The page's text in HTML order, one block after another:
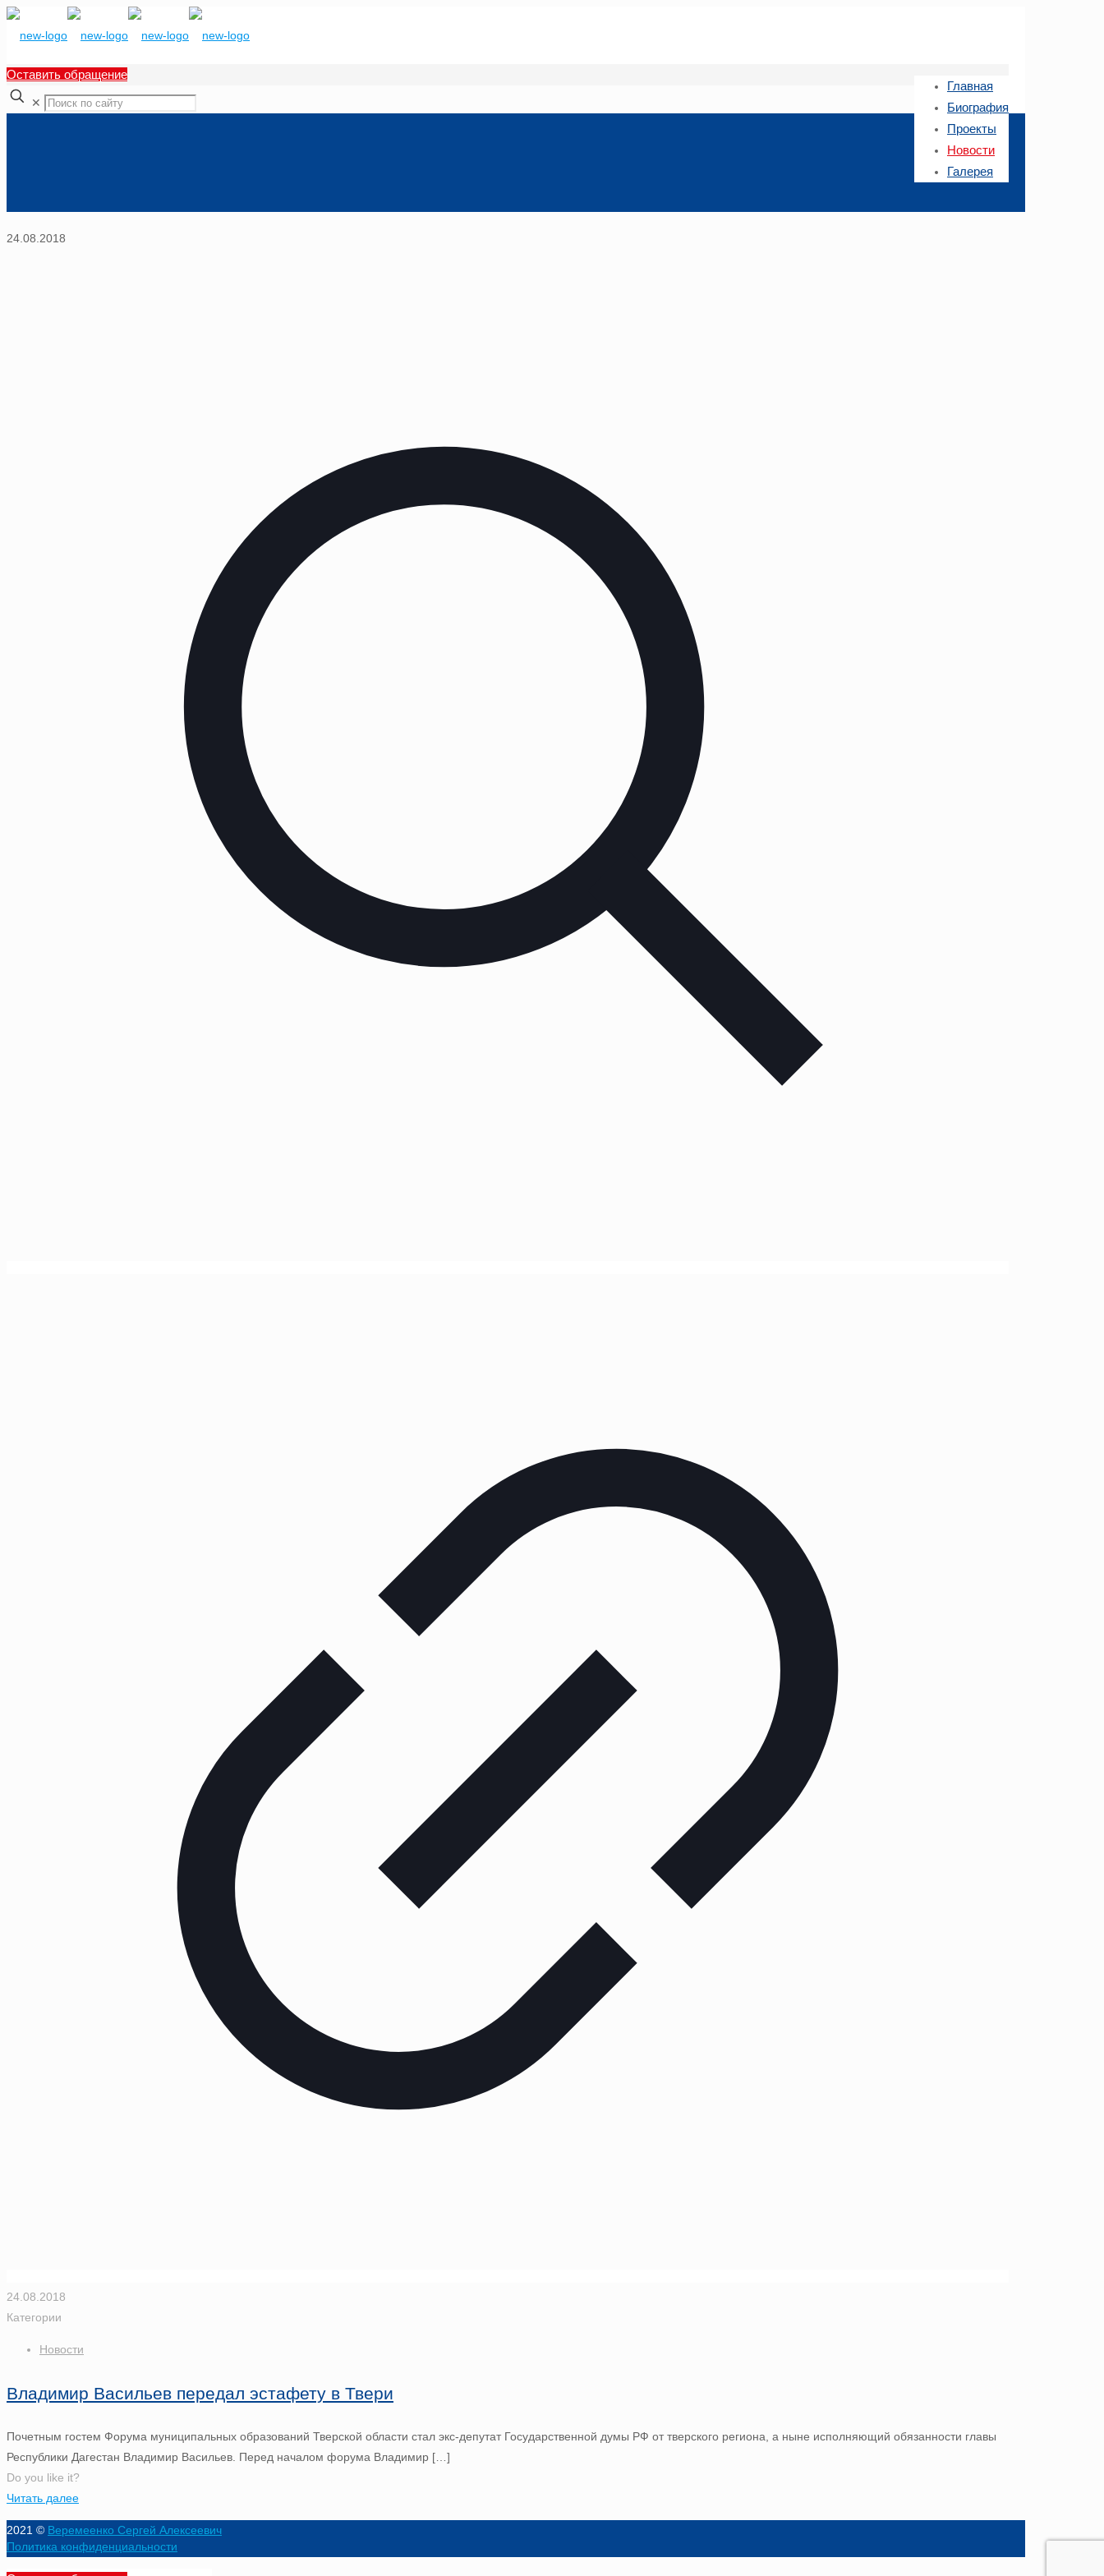
Главная
Биография
Проекты
Новости
Галерея
Оставить обращение
✕
24.08.2018
24.08.2018
Категории
Новости
Владимир Васильев передал эстафету в Твери
Почетным гостем Форума муниципальных образований Тверской области стал экс-депутат Государственной думы РФ от тверского региона, а ныне исполняющий обязанности главы
Республики Дагестан Владимир Васильев. Перед началом форума Владимир […]
Do you like it?
Читать далее
2021 © Веремеенко Сергей Алексеевич
Политика конфиденциальности